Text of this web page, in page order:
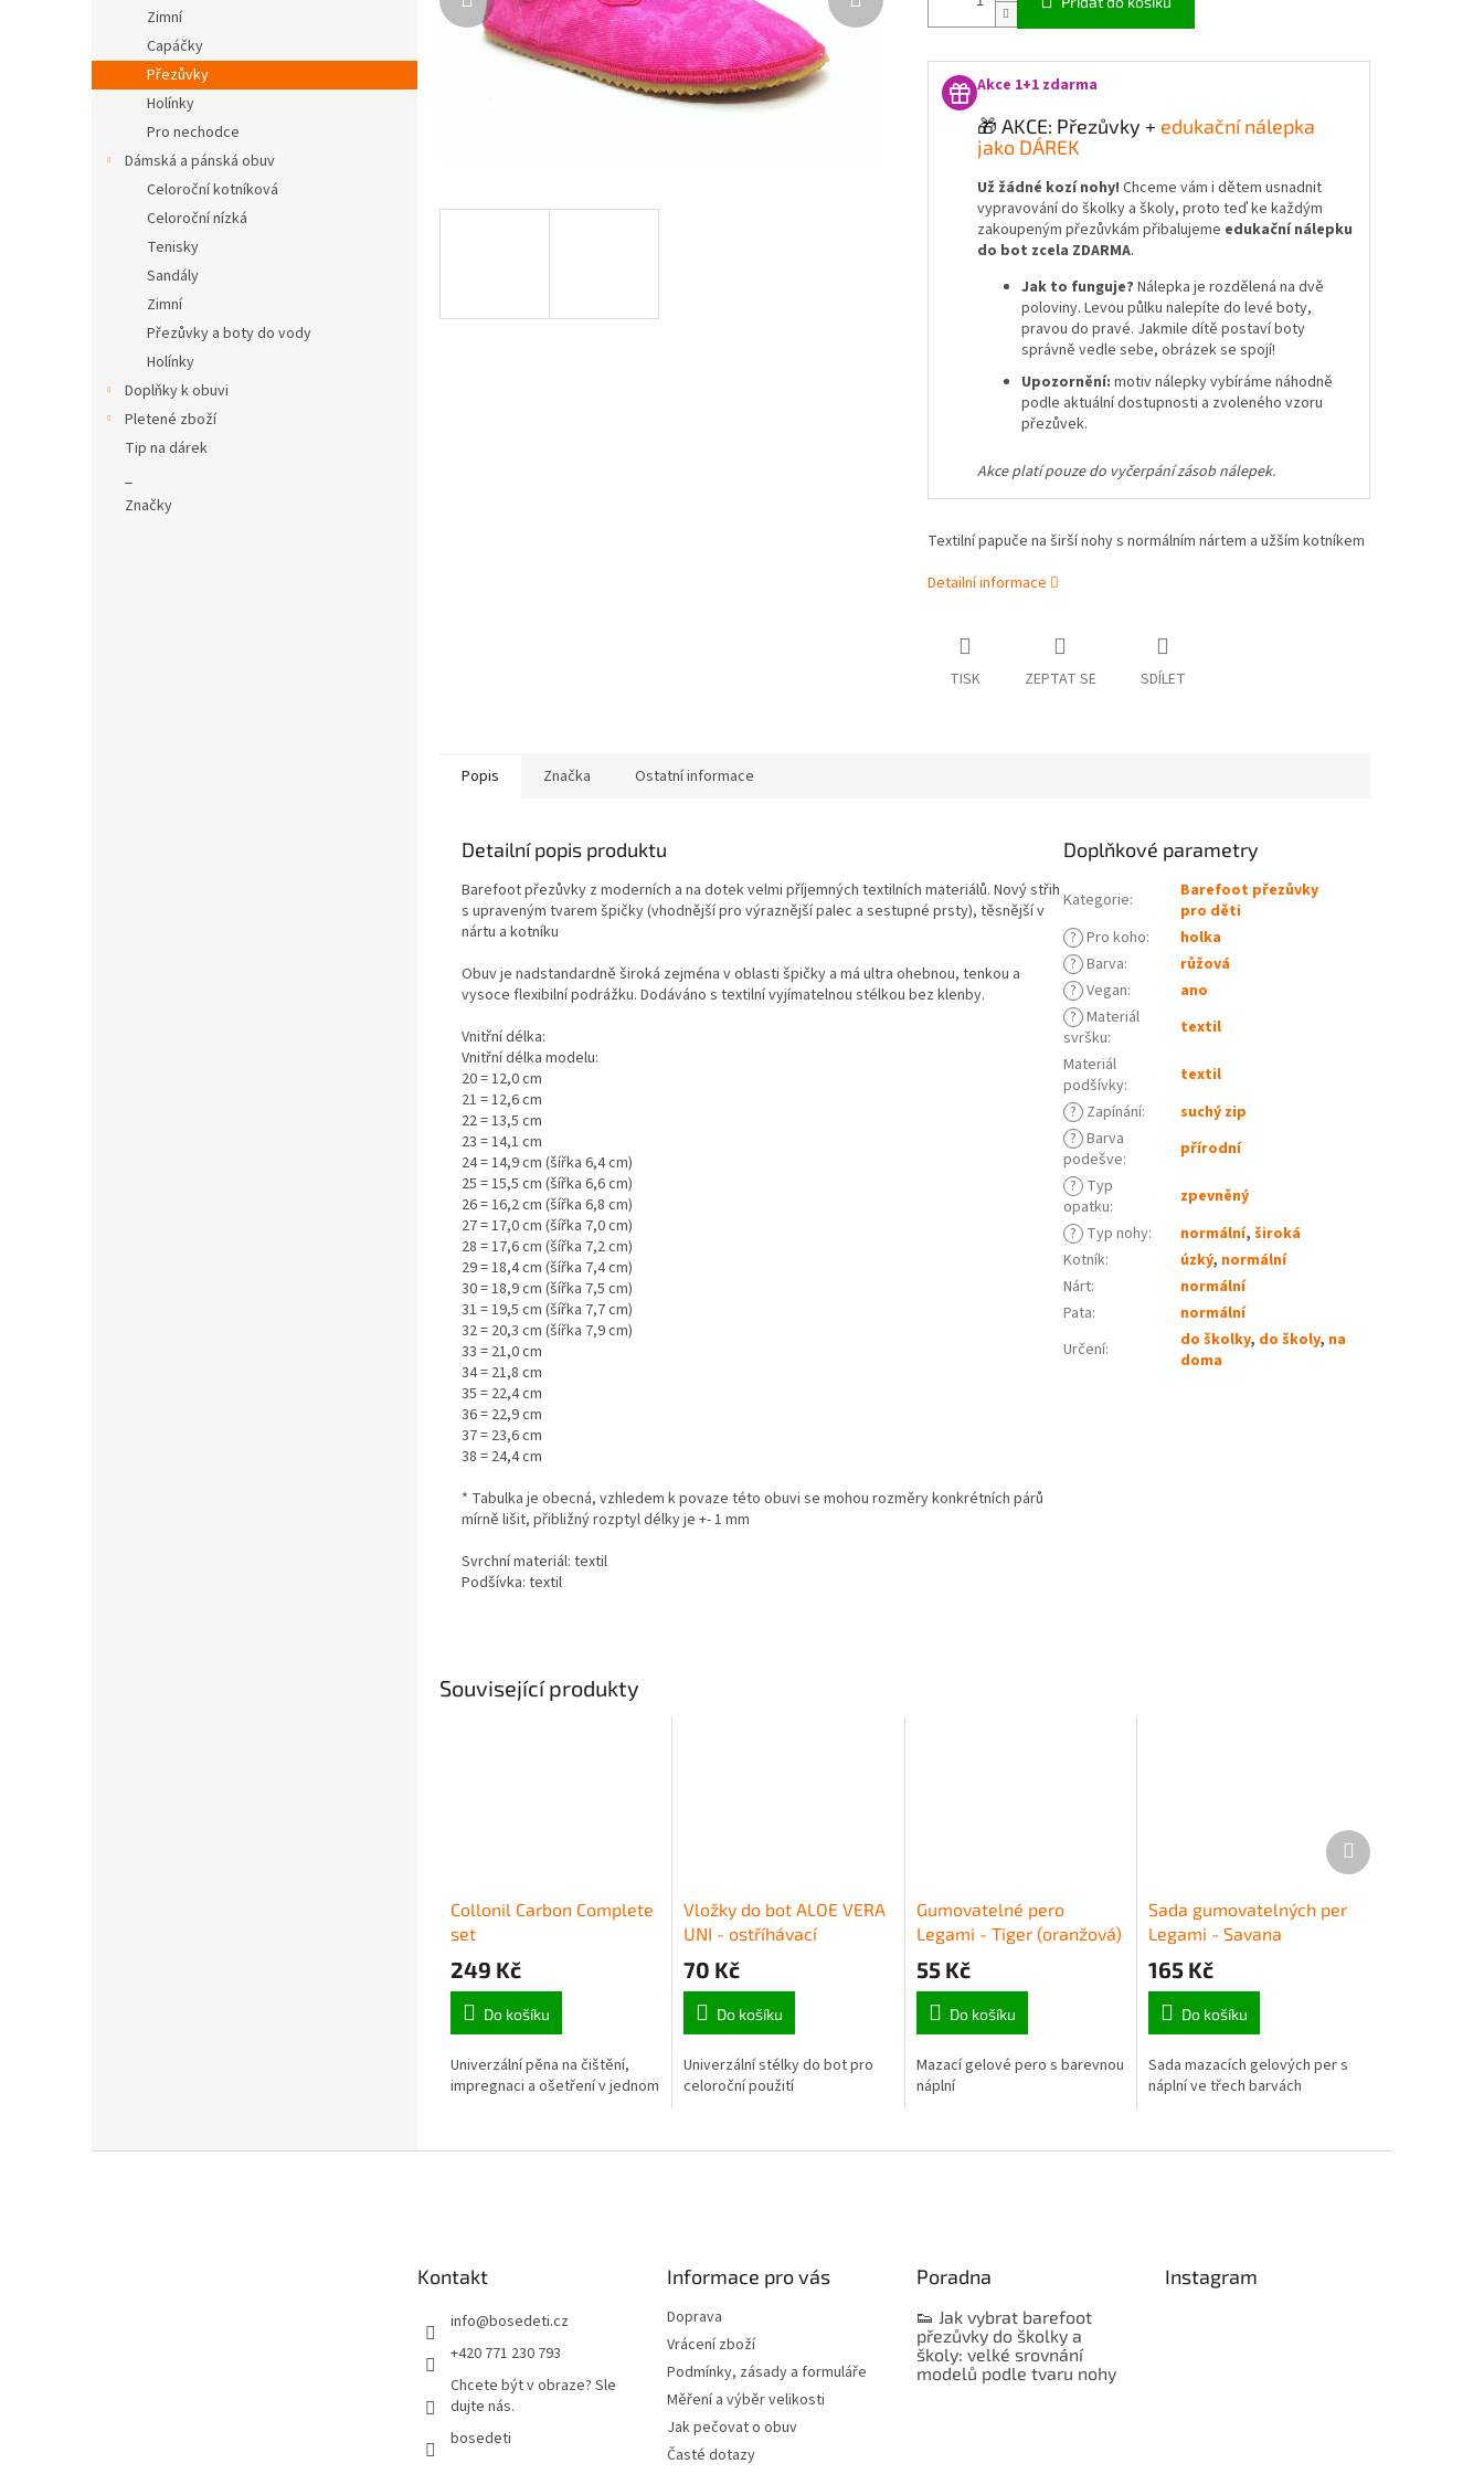
l
Zimní
Capáčky
Přezůvky
Holínky
Pro nechodce
Dámská a pánská obuv
Celoroční kotníková
Celoroční nízká
Tenisky
Sandály
Zimní
Přezůvky a boty do vody
Holínky
Doplňky k obuvi
Pletené zboží
Tip na dárek
_
Značky
Akce 1+1 zdarma
🎁 AKCE: Přezůvky + edukační nálepka
jako DÁREK
Už žádné kozí nohy! Chceme vám i dětem usnadnit
vypravování do školky a školy, proto teď ke každým
zakoupeným přezůvkám přibalujeme edukační nálepku
do bot zcela ZDARMA.
Jak to funguje? Nálepka je rozdělená na dvě
poloviny. Levou půlku nalepíte do levé boty,
pravou do pravé. Jakmile dítě postaví boty
správně vedle sebe, obrázek se spojí!
Upozornění: motiv nálepky vybíráme náhodně
podle aktuální dostupnosti a zvoleného vzoru
přezůvek.
Akce platí pouze do vyčerpání zásob nálepek.
Textilní papuče na širší nohy s normálním nártem a užším kotníkem
Detailní informace
TISK ZEPTAT SE SDÍLET
Související produkty
Collonil Carbon Complete
set
249 Kč
Do košíku
Univerzální pěna na čištění,
impregnaci a ošetření v jednom
Vložky do bot ALOE VERA
UNI - ostříhávací
70 Kč
Do košíku
Univerzální stélky do bot pro
celoroční použití
Gumovatelné pero
Legami - Tiger (oranžová)
55 Kč
Do košíku
Mazací gelové pero s barevnou
náplní
Sada gumovatelných per
Legami - Savana
165 Kč
Do košíku
Sada mazacích gelových per s
náplní ve třech barvách
Další
produkt
Popis Značka Ostatní informace
Detailní popis produktu
Barefoot přezůvky z moderních a na dotek velmi příjemných textilních materiálů. Nový střih
s upraveným tvarem špičky (vhodnější pro výraznější palec a sestupné prsty), těsnější v
nártu a kotníku
Obuv je nadstandardně široká zejména v oblasti špičky a má ultra ohebnou, tenkou a
vysoce flexibilní podrážku. Dodáváno s textilní vyjímatelnou stélkou bez klenby.
Vnitřní délka:
Vnitřní délka modelu:
20 = 12,0 cm
21 = 12,6 cm
22 = 13,5 cm
23 = 14,1 cm
24 = 14,9 cm (šířka 6,4 cm)
25 = 15,5 cm (šířka 6,6 cm)
26 = 16,2 cm (šířka 6,8 cm)
27 = 17,0 cm (šířka 7,0 cm)
28 = 17,6 cm (šířka 7,2 cm)
29 = 18,4 cm (šířka 7,4 cm)
30 = 18,9 cm (šířka 7,5 cm)
31 = 19,5 cm (šířka 7,7 cm)
32 = 20,3 cm (šířka 7,9 cm)
33 = 21,0 cm
34 = 21,8 cm
35 = 22,4 cm
36 = 22,9 cm
37 = 23,6 cm
38 = 24,4 cm
* Tabulka je obecná, vzhledem k povaze této obuvi se mohou rozměry konkrétních párů
mírně lišit, přibližný rozptyl délky je +- 1 mm
Svrchní materiál: textil
Podšívka: textil
Doplňkové parametry
Kategorie:
Barefoot přezůvky
pro děti
? Pro koho:
holka
? Barva:
růžová
? Vegan:
ano
? Materiál
svršku:
textil
Materiál
podšívky:
textil
? Zapínání:
suchý zip
? Barva
podešve:
přírodní
? Typ
opatku:
zpevněný
? Typ nohy: normální,široká
Kotník: úzký, normální
Nárt:
normální
Pata:
normální
Určení: do školky, do školy, na
doma
Kontakt
info@bosedeti.cz
+420 771 230 793
Chcete být v obraze? Sle
dujte nás.
bosedeti
Informace pro vás
Doprava
Vrácení zboží
Podmínky, zásady a formuláře
Měření a výběr velikosti
Jak pečovat o obuv
Časté dotazy
Poradna
👟 Jak vybrat barefoot
přezůvky do školky a
školy: velké srovnání
modelů podle tvaru nohy
Instagram